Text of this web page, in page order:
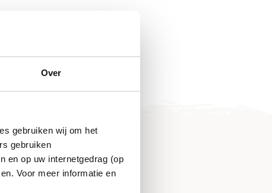
Over
gebruiken wij om het
gebruiken
en op uw internetgedrag (op
Voor meer informatie en